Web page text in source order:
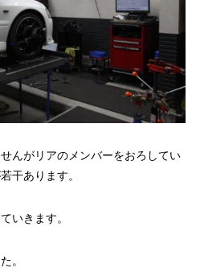
んがリアのメンバーをおろしてい
干あります。
いきます。
。